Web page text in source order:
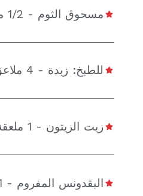
مسحوق الثوم - 1/2 ملعقة صغيرة
للطبخ: زبدة - 4 ملاعق كبيرة
زيت الزيتون - 1 ملعقة كبيرة
البقدونس المفروم - 1 ملعقة كبيرة